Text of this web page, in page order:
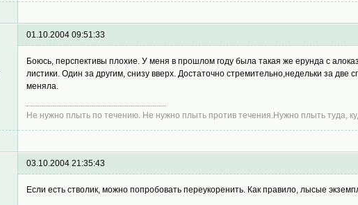
01.10.2004 09:51:33
Боюсь, перспективы плохие. У меня в прошлом году была такая же ерунда с
листики. Один за другим, снизу вверх. Достаточно стремительно,недельки за две
меняла.
Не нужно плыть по течению. Не нужно плыть против течения.Нужно плыть туда,
03.10.2004 21:35:43
Если есть стволик, можно попробовать переукоренить. Как правило, лысые